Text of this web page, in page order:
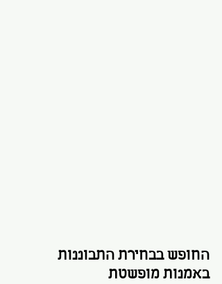
החופש בבחירת התבוננות
באמנות מופשטת